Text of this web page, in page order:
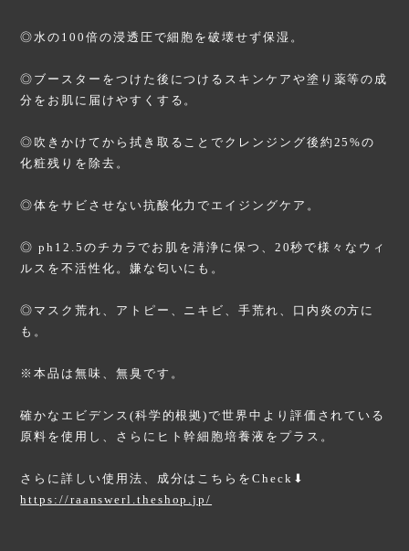
◎水の100倍の浸透圧で細胞を破壊せず保湿。
◎ブースターをつけた後につけるスキンケアや塗り薬等の成
分をお肌に届けやすくする。
◎吹きかけてから拭き取ることでクレンジング後約25%の
化粧残りを除去。
◎体をサビさせない抗酸化力でエイジングケア。
◎ ph12.5のチカラでお肌を清浄に保つ、20秒で様々なウィ
ルスを不活性化。嫌な匂いにも。
◎マスク荒れ、アトピー、ニキビ、手荒れ、口内炎の方に
も。
※本品は無味、無臭です。
確かなエビデンス(科学的根拠)で世界中より評価されている
原料を使用し、さらにヒト幹細胞培養液をプラス。
さらに詳しい使用法、成分はこちらをCheck⬇︎
https://raanswerl.theshop.jp/